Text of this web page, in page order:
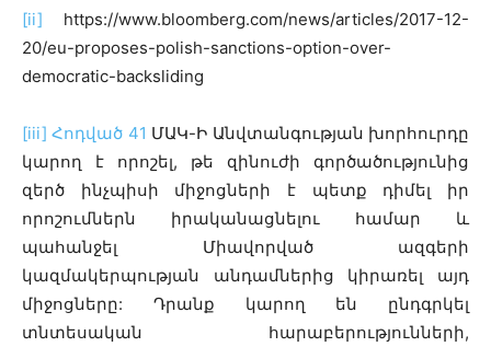
[ii] https://www.bloomberg.com/news/articles/2017-12-
20/eu-proposes-polish-sanctions-option-over-
democratic-backsliding
[iii] Հոդված 41 ՄԱԿ-Ի Անվտանգության խորհուրդը
կարող է որոշել, թե զինուժի գործածությունից
զերծ ինչպիսի միջոցների է պետք դիմել իր
որոշումներն իրականացնելու համար և
պահանջել Միավորված ազգերի
կազմակերպության անդամներից կիրառել այդ
միջոցները: Դրանք կարող են ընդգրկել
տնտեսական հարաբերությունների,